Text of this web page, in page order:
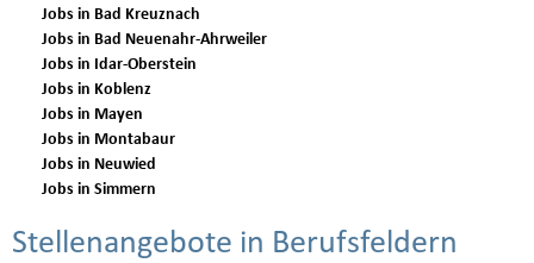
Jobs in Bad Kreuznach
Jobs in Bad Neuenahr-Ahrweiler
Jobs in Idar-Oberstein
Jobs in Koblenz
Jobs in Mayen
Jobs in Montabaur
Jobs in Neuwied
Jobs in Simmern
Stellenangebote in Berufsfeldern